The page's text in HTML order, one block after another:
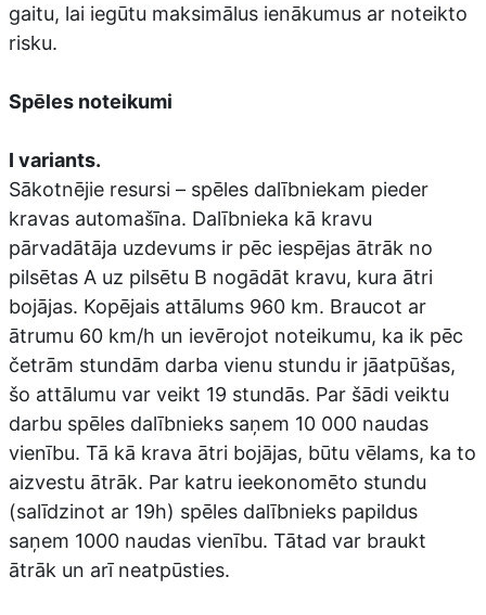
gaitu, lai iegūtu maksimālus ienākumus ar noteikto
risku.
Spēles noteikumi
I variants.
Sākotnējie resursi – spēles dalībniekam pieder
kravas automašīna. Dalībnieka kā kravu
pārvadātāja uzdevums ir pēc iespējas ātrāk no
pilsētas A uz pilsētu B nogādāt kravu, kura ātri
bojājas. Kopējais attālums 960 km. Braucot ar
ātrumu 60 km/h un ievērojot noteikumu, ka ik pēc
četrām stundām darba vienu stundu ir jāatpūšas,
šo attālumu var veikt 19 stundās. Par šādi veiktu
darbu spēles dalībnieks saņem 10 000 naudas
vienību. Tā kā krava ātri bojājas, būtu vēlams, ka to
aizvestu ātrāk. Par katru ieekonomēto stundu
(salīdzinot ar 19h) spēles dalībnieks papildus
saņem 1000 naudas vienību. Tātad var braukt
ātrāk un arī neatpūsties.